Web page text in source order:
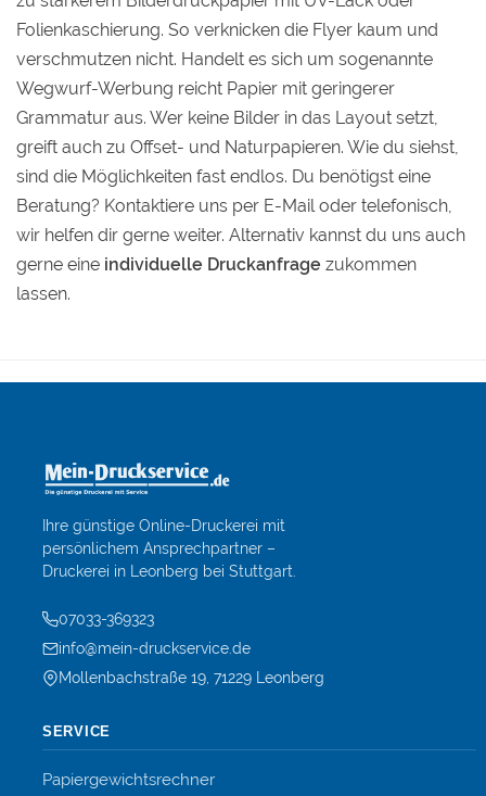
Folienkaschierung. So verknicken die Flyer kaum und
verschmutzen nicht. Handelt es sich um sogenannte
Wegwurf-Werbung reicht Papier mit geringerer
Grammatur aus. Wer keine Bilder in das Layout setzt,
greift auch zu Offset- und Naturpapieren. Wie du siehst,
sind die Möglichkeiten fast endlos. Du benötigst eine
Beratung? Kontaktiere uns per E-Mail oder telefonisch,
wir helfen dir gerne weiter. Alternativ kannst du uns auch
gerne eine individuelle Druckanfrage zukommen
lassen.
Ihre günstige Online-Druckerei mit
persönlichem Ansprechpartner –
Druckerei in Leonberg bei Stuttgart.
07033-369323
info@mein-druckservice.de
Mollenbachstraße 19, 71229 Leonberg
SERVICE
Papiergewichtsrechner